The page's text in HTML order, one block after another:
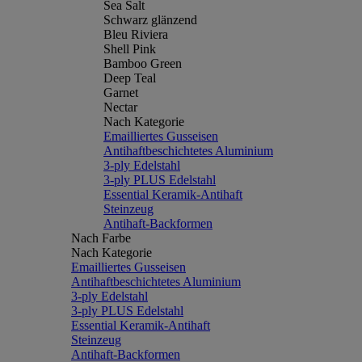
Sea Salt
Schwarz glänzend
Bleu Riviera
Shell Pink
Bamboo Green
Deep Teal
Garnet
Nectar
Nach Kategorie
Emailliertes Gusseisen
Antihaftbeschichtetes Aluminium
3-ply Edelstahl
3-ply PLUS Edelstahl
Essential Keramik-Antihaft
Steinzeug
Antihaft-Backformen
Nach Farbe
Nach Kategorie
Emailliertes Gusseisen
Antihaftbeschichtetes Aluminium
3-ply Edelstahl
3-ply PLUS Edelstahl
Essential Keramik-Antihaft
Steinzeug
Antihaft-Backformen